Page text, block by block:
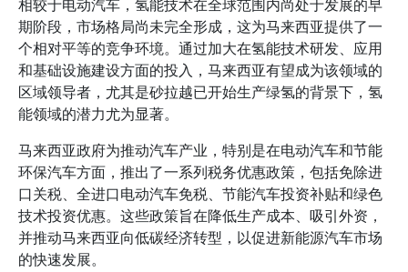
相较于电动汽车，氢能技术在全球范围内尚处于发展的早
期阶段，市场格局尚未完全形成，这为马来西亚提供了一
个相对平等的竞争环境。通过加大在氢能技术研发、应用
和基础设施建设方面的投入，马来西亚有望成为该领域的
区域领导者，尤其是砂拉越已开始生产绿氢的背景下，氢
能领域的潜力尤为显著。
马来西亚政府为推动汽车产业，特别是在电动汽车和节能
环保汽车方面，推出了一系列税务优惠政策，包括免除进
口关税、全进口电动汽车免税、节能汽车投资补贴和绿色
技术投资优惠。这些政策旨在降低生产成本、吸引外资，
并推动马来西亚向低碳经济转型，以促进新能源汽车市场
的快速发展。